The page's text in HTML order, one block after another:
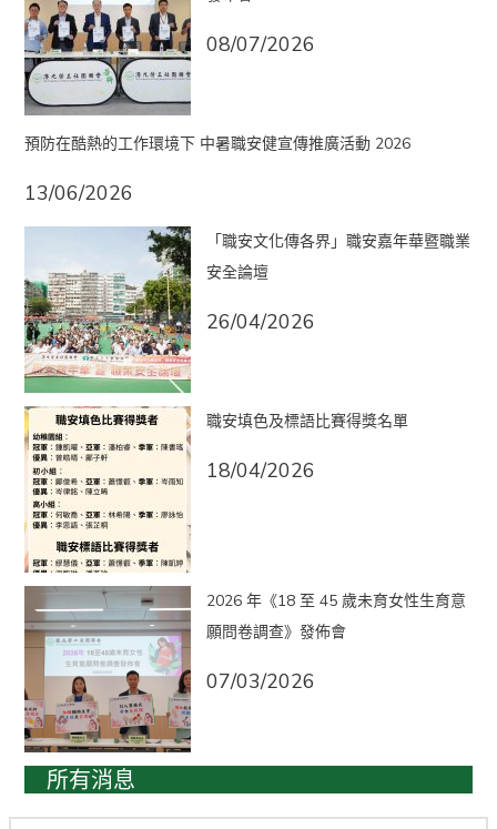
08/07/2026
預防在酷熱的工作環境下 中暑職安健宣傳推廣活動 2026
13/06/2026
「職安文化傳各界」職安嘉年華暨職業
安全論壇
26/04/2026
職安填色及標語比賽得獎名單
18/04/2026
2026 年《18 至 45 歲未育女性生育意
願問卷調查》發佈會
07/03/2026
所有消息